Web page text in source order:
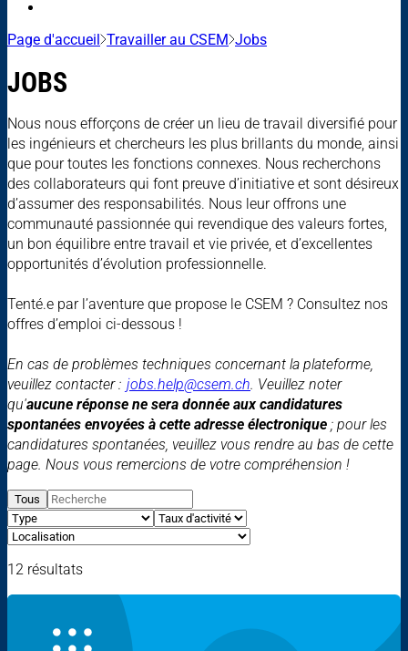
Page d'accueil Travailler au CSEM Jobs
JOBS
Nous nous efforçons de créer un lieu de travail diversifié pour
les ingénieurs et chercheurs les plus brillants du monde, ainsi
que pour toutes les fonctions connexes. Nous recherchons
des collaborateurs qui font preuve d’initiative et sont désireux
d’assumer des responsabilités. Nous leur offrons une
communauté passionnée qui revendique des valeurs fortes,
un bon équilibre entre travail et vie privée, et d’excellentes
opportunités d’évolution professionnelle.
Tenté.e par l’aventure que propose le CSEM ? Consultez nos
offres d’emploi ci-dessous !
En cas de problèmes techniques concernant la plateforme,
veuillez contacter : jobs.help@csem.ch. Veuillez noter
qu'aucune réponse ne sera donnée aux candidatures
spontanées envoyées à cette adresse électronique ; pour les
candidatures spontanées, veuillez vous rendre au bas de cette
page. Nous vous remercions de votre compréhension !
Tous
12 résultats